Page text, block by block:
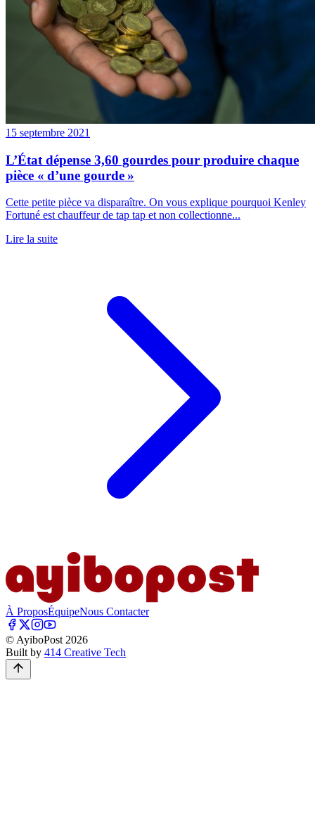
15 septembre 2021
L’État dépense 3,60 gourdes pour produire chaque
pièce « d’une gourde »
Cette petite pièce va disparaître. On vous explique pourquoi Kenley
Fortuné est chauffeur de tap tap et non collectionne...
Lire la suite
À ProposÉquipeNous Contacter
© AyiboPost 2026
Built by 414 Creative Tech